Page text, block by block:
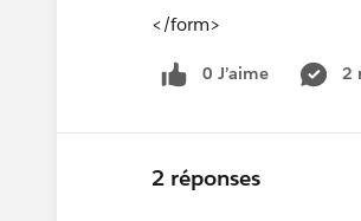
</form>
0 J’aime 2
2 réponses